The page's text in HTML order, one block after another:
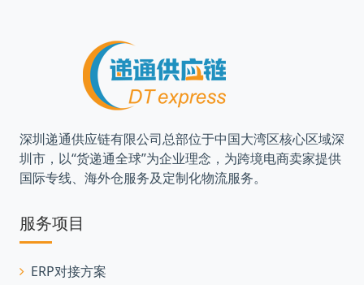
深圳递通供应链有限公司总部位于中国大湾区核心区域深
圳市，以“货递通全球”为企业理念，为跨境电商卖家提供
国际专线、海外仓服务及定制化物流服务。
服务项目
ERP对接方案